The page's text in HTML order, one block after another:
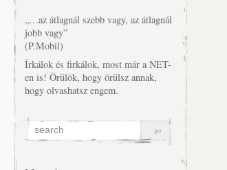
„…az átlagnál szebb vagy, az átlagnál
jobb vagy”
(P.Mobil)
Írkálok és firkálok, most már a NET-
en is! Örülök, hogy örülsz annak,
hogy olvashatsz engem.